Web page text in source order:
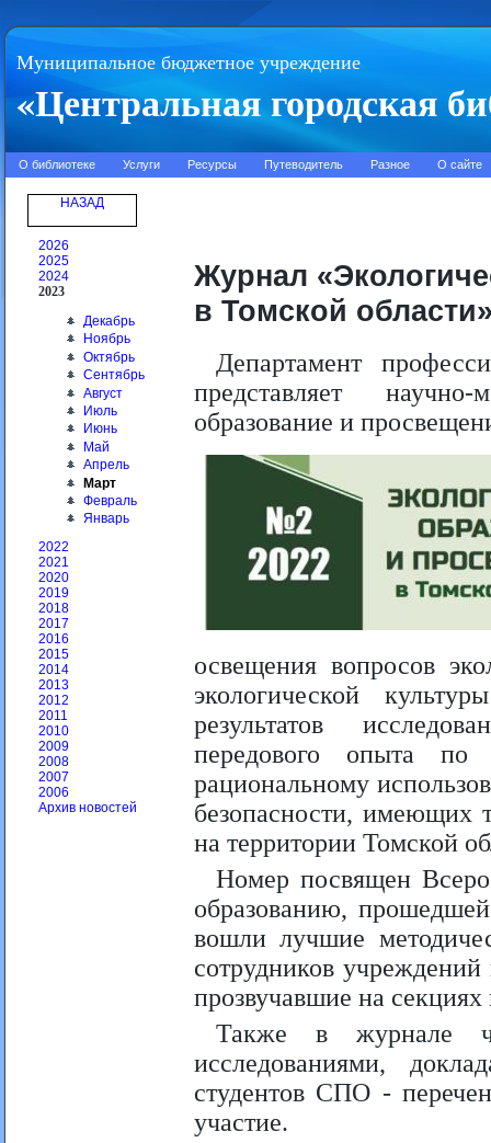
Муниципальное бюджетное учреждение
«Центральная городская
О библиотеке Услуги Ресурсы Путеводитель Разное О сайте
НАЗАД
2026
2025
2024
2023
Декабрь
Ноябрь
Октябрь
Сентябрь
Август
Июль
Июнь
Май
Апрель
Март
Февраль
Январь
2022
2021
2020
2019
2018
2017
2016
2015
2014
2013
2012
2011
2010
2009
2008
2007
2006
Архив новостей
Журнал
в Томской
Департамент
представляет
образование и
освещения вопросов
экологической
результатов
передового опыта
рациональному
безопасности, имеющих
на территории Томской
Номер посвящен
образованию,
вошли лучшие
сотрудников
прозвучавшие на
Также в журнале
исследованиями,
студентов СПО -
участие.